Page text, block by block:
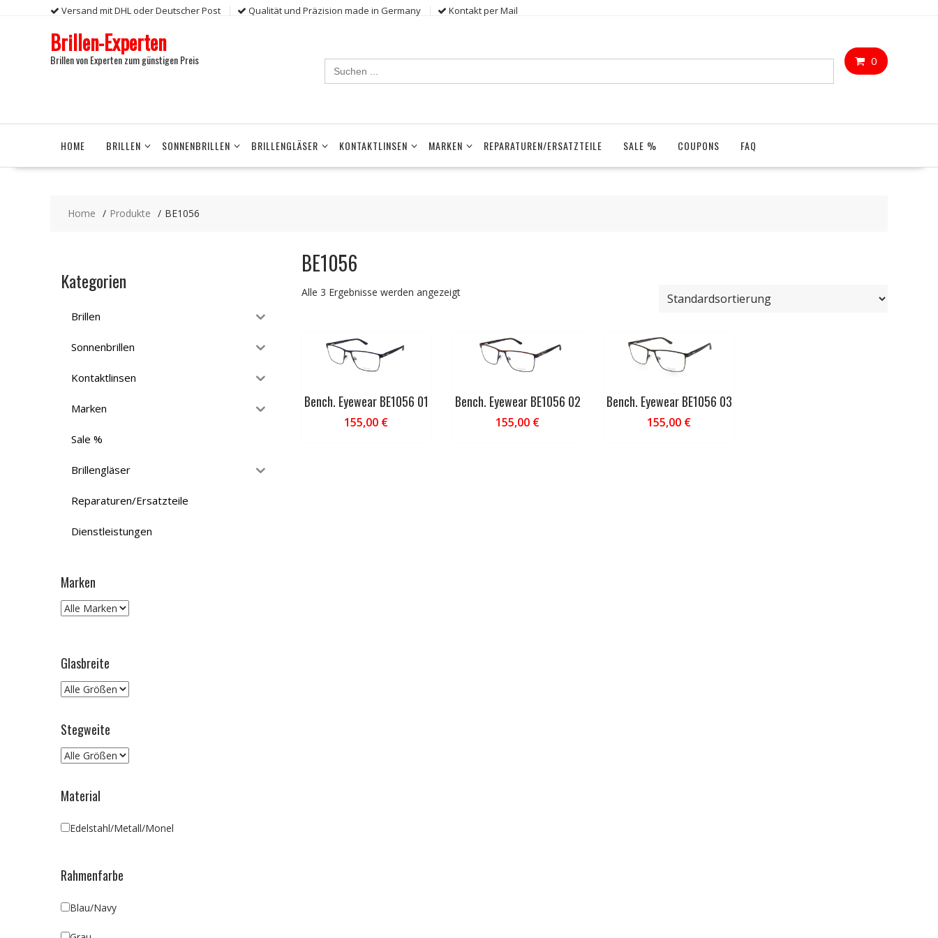
Versand mit DHL oder Deutscher Post Qualität und Präzision made in Germany Kontakt per Mail
Brillen-Experten
Brillen von Experten zum günstigen Preis 0
Search
for:
HOME BRILLEN SONNENBRILLEN BRILLENGLÄSER KONTAKTLINSEN MARKEN REPARATUREN/ERSATZTEILE SALE % COUPONS FAQ
Home Produkte BE1056
BE1056
Alle 3 Ergebnisse werden angezeigt
Bench. Eyewear BE1056 01
155,00 €
Bench. Eyewear BE1056 02
155,00 €
Bench. Eyewear BE1056 03
155,00 €
Kategorien
Brillen
Sonnenbrillen
Kontaktlinsen
Marken
Sale %
Brillengläser
Reparaturen/Ersatzteile
Dienstleistungen
Marken
Glasbreite
Stegweite
Material
Edelstahl/Metall/Monel
Rahmenfarbe
Blau/Navy